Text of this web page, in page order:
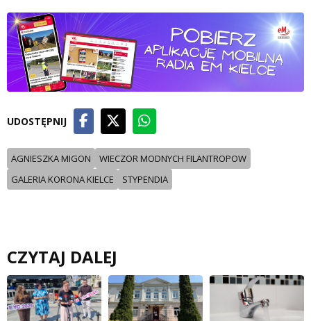
UDOSTĘPNIJ
AGNIESZKA MIGON
WIECZOR MODNYCH FILANTROPOW
GALERIA KORONA KIELCE
STYPENDIA
CZYTAJ DALEJ